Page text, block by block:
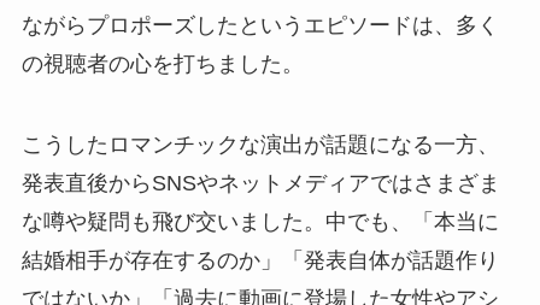
ながらプロポーズしたというエピソードは、多く
の視聴者の心を打ちました。
こうしたロマンチックな演出が話題になる一方、
発表直後からSNSやネットメディアではさまざま
な噂や疑問も飛び交いました。中でも、「本当に
結婚相手が存在するのか」「発表自体が話題作り
ではないか」「過去に動画に登場した女性やアシ